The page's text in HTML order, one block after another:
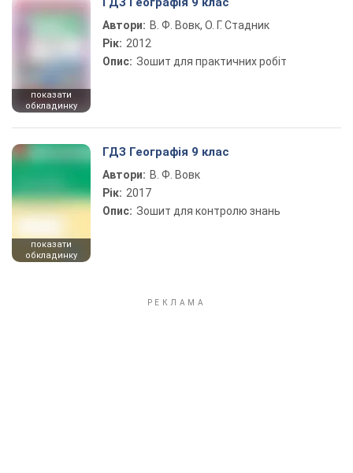
показати
обкладинку
Автори: В. Ф. Вовк, О. Г. Стадник
Рік: 2012
Опис: Зошит для практичних робіт
показати
обкладинку
ГДЗ Географія 9 клас
Автори: В. Ф. Вовк
Рік: 2017
Опис: Зошит для контролю знань